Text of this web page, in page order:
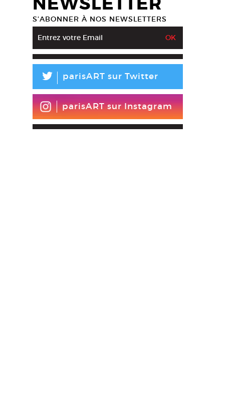
S’ABONNER À NOS NEWSLETTERS
L parisART sur Twitter
parisART sur Instagram